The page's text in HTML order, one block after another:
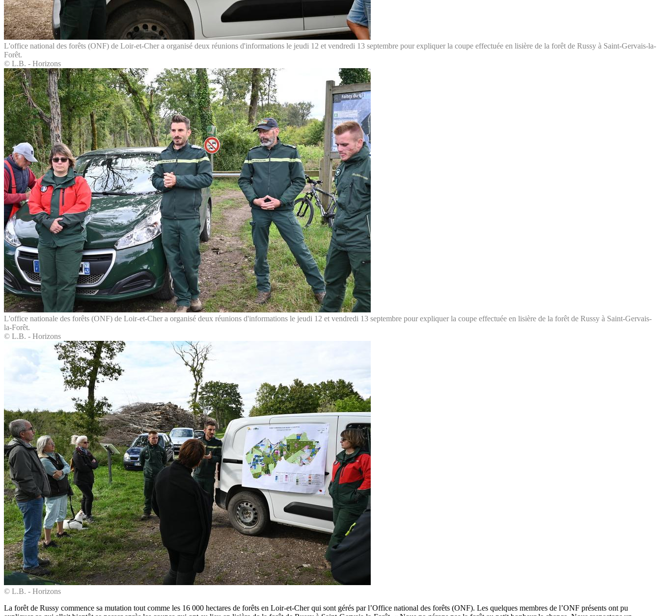
L'office national des forêts (ONF) de Loir-et-Cher a organisé deux réunions d'informations le jeudi 12 et vendredi 13 septembre pour expliquer la coupe effectuée en lisière de la forêt de Russy à Saint-Gervais-la-
Forêt.
© L.B. - Horizons
L'office nationale des forêts (ONF) de Loir-et-Cher a organisé deux réunions d'informations le jeudi 12 et vendredi 13 septembre pour expliquer la coupe effectuée en lisière de la forêt de Russy à Saint-Gervais-
la-Forêt.
© L.B. - Horizons
© L.B. - Horizons
La forêt de Russy commence sa mutation tout comme les 16 000 hectares de forêts en Loir-et-Cher qui sont gérés par l’Office national des forêts (ONF). Les quelques membres de l’ONF présents ont pu